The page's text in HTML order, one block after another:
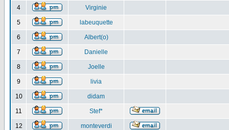
4 Virginie
5 labeuquette
6 Albert(o)
7 Danielle
8 Joelle
9 livia
10 didam
11 Stef*
12 monteverdi